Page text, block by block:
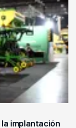
implantación